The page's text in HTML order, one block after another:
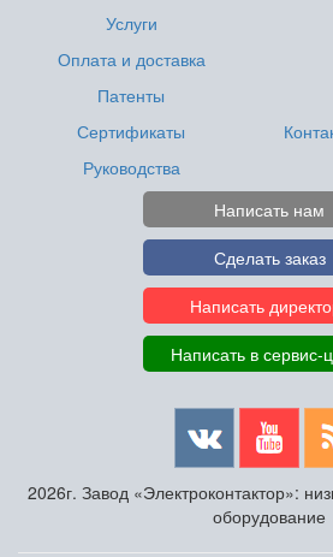
Услуги
Оплата и доставка
Патенты
Сертификаты
Руководства
Написать нам
Сделать заказ
Написать
Написать в сервис-
2026г. Завод «Электроконтактор»:
оборудование